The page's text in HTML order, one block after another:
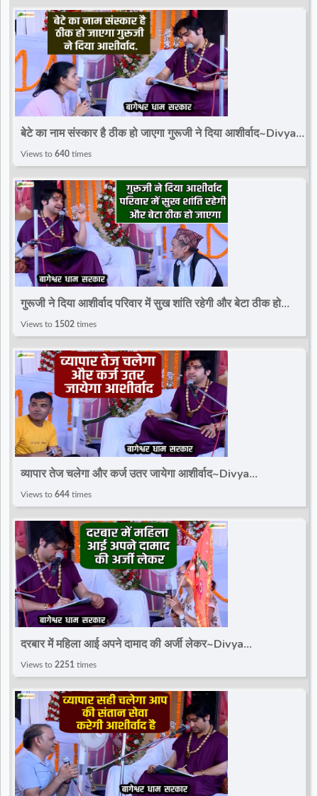
बेटे का नाम संस्कार है ठीक हो जाएगा गुरूजी ने दिया आशीर्वाद~Divya
Darbar~Bageshwar Dham Sarkar
Views to 640 times
गुरूजी ने दिया आशीर्वाद परिवार में सुख शांति रहेगी और बेटा ठीक हो
जाएगा~Divya Darbar~Bageshwar Dham
Views to 1502 times
व्यापार तेज चलेगा और कर्ज उतर जायेगा आशीर्वाद~Divya
Darbar~Bageshwar Dham Sarkar
Views to 644 times
दरबार में महिला आई अपने दामाद की अर्जी लेकर~Divya
Darbar~Bageshwar Dham Sarkar
Views to 2251 times